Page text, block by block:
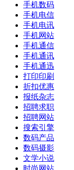
手机数码
手机电信
手机电讯
手机网站
手机通信
手机通讯
手机通迅
打印印刷
折扣优惠
报纸杂志
招聘求职
招聘网站
搜索引擎
数码产品
数码摄影
文学小说
时尚网站